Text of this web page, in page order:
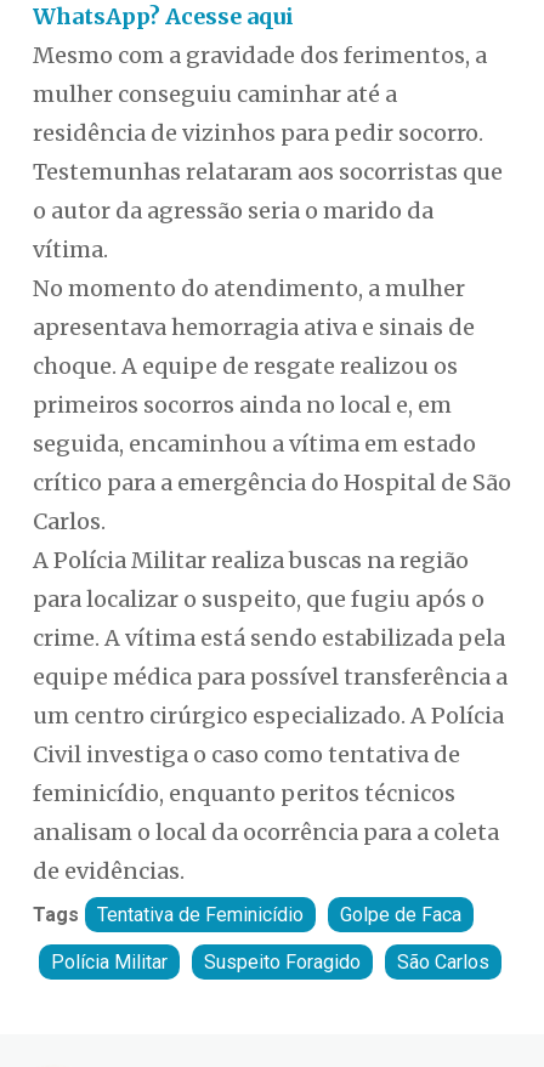
WhatsApp? Acesse aqui
Mesmo com a gravidade dos ferimentos, a
mulher conseguiu caminhar até a
residência de vizinhos para pedir socorro.
Testemunhas relataram aos socorristas que
o autor da agressão seria o marido da
vítima.
No momento do atendimento, a mulher
apresentava hemorragia ativa e sinais de
choque. A equipe de resgate realizou os
primeiros socorros ainda no local e, em
seguida, encaminhou a vítima em estado
crítico para a emergência do Hospital de São
Carlos.
A Polícia Militar realiza buscas na região
para localizar o suspeito, que fugiu após o
crime. A vítima está sendo estabilizada pela
equipe médica para possível transferência a
um centro cirúrgico especializado. A Polícia
Civil investiga o caso como tentativa de
feminicídio, enquanto peritos técnicos
analisam o local da ocorrência para a coleta
de evidências.
Tags Tentativa de Feminicídio Golpe de Faca
Polícia Militar Suspeito Foragido São Carlos